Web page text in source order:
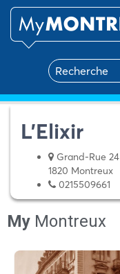
L’Elixir
Grand-Rue 24
1820 Montreux
0215509661
My Montreux